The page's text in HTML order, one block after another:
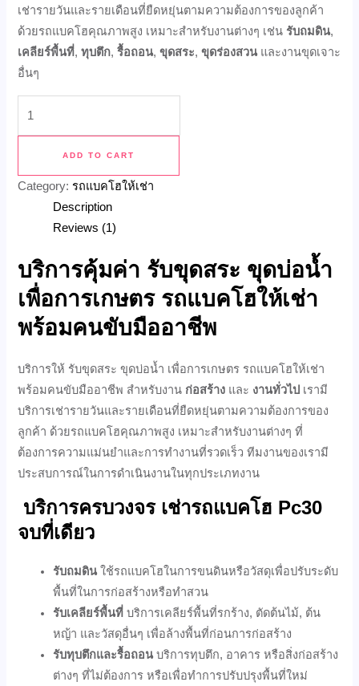
เช่ารายวันและรายเดือนที่ยืดหยุ่นตามความต้องการของลูกค้า
ด้วยรถแบคโฮคุณภาพสูง เหมาะสำหรับงานต่างๆ เช่นรับถมดิน,
เคลียร์พื้นที่,ทุบตึก,รื้อถอน,ขุดสระ,ขุดร่องสวนและงานขุดเจาะ
อื่นๆ
ADD TO CART
Category:รถแบคโฮให้เช่า
Description
Reviews (1)
บริการคุ้มค่า รับขุดสระ ขุดบ่อน้ำ
เพื่อการเกษตร รถแบคโฮให้เช่า
พร้อมคนขับมืออาชีพ
บริการให้ รับขุดสระ ขุดบ่อน้ำ เพื่อการเกษตร รถแบคโฮให้เช่า
พร้อมคนขับมืออาชีพ สำหรับงาน ก่อสร้าง และ งานทั่วไป เรามี
บริการเช่ารายวันและรายเดือนที่ยืดหยุ่นตามความต้องการของ
ลูกค้า ด้วยรถแบคโฮคุณภาพสูง เหมาะสำหรับงานต่างๆ ที่
ต้องการความแม่นยำและการทำงานที่รวดเร็ว ทีมงานของเรามี
ประสบการณ์ในการดำเนินงานในทุกประเภทงาน
บริการครบวงจร เช่ารถแบคโฮ Pc30
จบที่เดียว
รับถมดินใช้รถแบคโฮในการขนดินหรือวัสดุเพื่อปรับระดับ
พื้นที่ในการก่อสร้างหรือทำสวน
รับเคลียร์พื้นที่บริการเคลียร์พื้นที่รกร้าง, ตัดต้นไม้, ต้น
หญ้า และวัสดุอื่นๆ เพื่อล้างพื้นที่ก่อนการก่อสร้าง
รับทุบตึกและรื้อถอนบริการทุบตึก, อาคาร หรือสิ่งก่อสร้าง
ต่างๆ ที่ไม่ต้องการ หรือเพื่อทำการปรับปรุงพื้นที่ใหม่